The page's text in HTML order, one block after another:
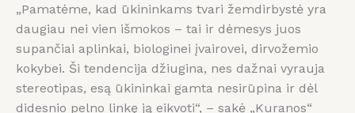
„Pamatėme, kad ūkininkams tvari žemdirbystė yra
daugiau nei vien išmokos – tai ir dėmesys juos
supančiai aplinkai, biologinei įvairovei, dirvožemio
kokybei. Ši tendencija džiugina, nes dažnai vyrauja
stereotipas, esą ūkininkai gamta nesirūpina ir dėl
didesnio pelno linkę ją eikvoti“, – sakė „Kuranos“